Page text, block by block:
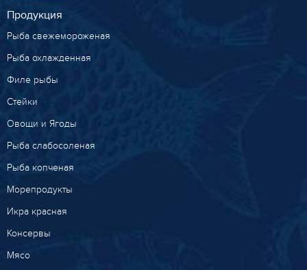
Продукция
Рыба свежемороженая
Рыба охлажденная
Филе рыбы
Стейки
Овощи и Ягоды
Рыба слабосоленая
Рыба копченая
Морепродукты
Икра красная
Консервы
Мясо